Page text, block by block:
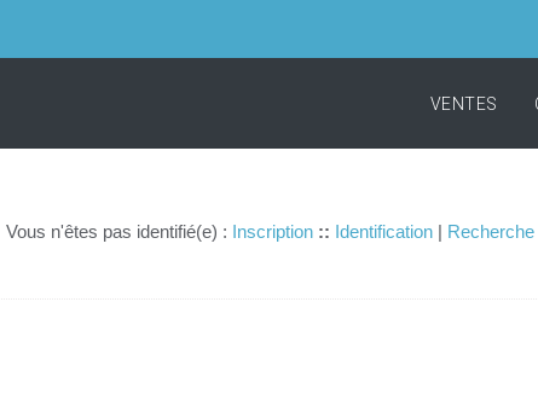
VENTES
Vous n'êtes pas identifié(e) : Inscription :: Identification |